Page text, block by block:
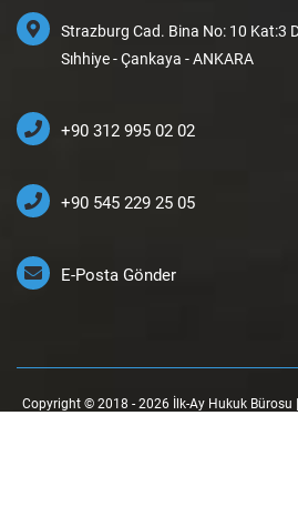
Strazburg Cad. Bina No: 10 Kat:3
Sıhhiye - Çankaya - ANKARA
+90 312 995 02 02
+90 545 229 25 05
E-Posta Gönder
Copyright © 2018 - 2026 İlk-Ay Hukuk Bürosu